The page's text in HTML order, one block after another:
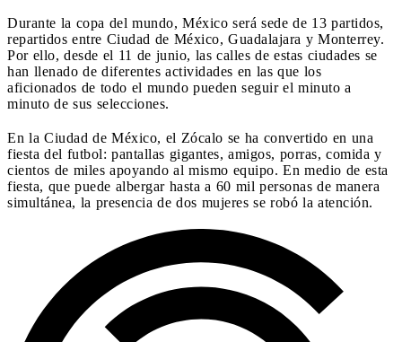
Durante la copa del mundo, México será sede de 13 partidos,
repartidos entre Ciudad de México, Guadalajara y Monterrey.
Por ello, desde el 11 de junio, las calles de estas ciudades se
han llenado de diferentes actividades en las que los
aficionados de todo el mundo pueden seguir el minuto a
minuto de sus selecciones.
En la Ciudad de México, el Zócalo se ha convertido en una
fiesta del futbol: pantallas gigantes, amigos, porras, comida y
cientos de miles apoyando al mismo equipo. En medio de esta
fiesta, que puede albergar hasta a 60 mil personas de manera
simultánea, la presencia de dos mujeres se robó la atención.